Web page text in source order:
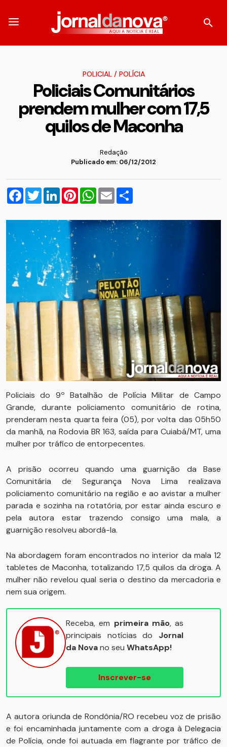
POLICIAL/ POLÍCIA
Policiais Comunitários
prendem mulher com 17,5
quilos de Maconha
Redação
Publicado em: 06/12/2012
Facebook
TwitterLinkedInPinterestWhatsApp
Email
Policiais do 9º Batalhão de Polícia Militar de Campo
Grande, durante policiamento comunitário de rotina,
prenderam nesta quarta feira (05), por volta das 05h50
da manhã, na Rodovia BR 163, saída para Cuiabá/MT, uma
mulher por tráfico de entorpecentes.
A prisão ocorreu quando uma guarnição da Base
Comunitária de Segurança Nova Lima realizava
policiamento comunitário na região e ao avistar a mulher
parada e sozinha na rotatória, por estar ainda escuro e
pela autora estar trazendo consigo uma mala, a
guarnição resolveu abordá-la.
Na abordagem foram encontrados no interior da mala 12
tabletes de Maconha, totalizando 17,5 quilos da droga. A
mulher não revelou qual seria o destino da mercadoria e
nem sua origem.
Receba, em primeira mão, as
principais notícias do Jornal
da Novano seu WhatsApp!
Inscrever-se
A autora oriunda de Rondônia/RO recebeu voz de prisão
e foi encaminhada juntamente com a droga à Delegacia
de Polícia, onde foi autuada em flagrante por tráfico de